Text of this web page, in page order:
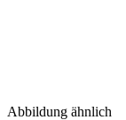
Abbildung ähnlich